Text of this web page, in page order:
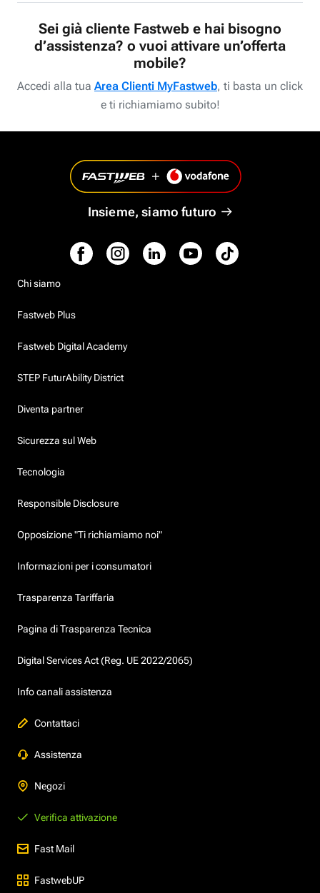
Sei già cliente Fastweb e hai bisogno
d’assistenza? o vuoi attivare un’offerta
mobile?
Accedi alla tua Area Clienti MyFastweb, ti basta un click
e ti richiamiamo subito!
Insieme, siamo futuro
Chi siamo
Fastweb Plus
Fastweb Digital Academy
STEP FuturAbility District
Diventa partner
Sicurezza sul Web
Tecnologia
Responsible Disclosure
Opposizione "Ti richiamiamo noi"
Informazioni per i consumatori
Trasparenza Tariffaria
Pagina di Trasparenza Tecnica
Digital Services Act (Reg. UE 2022/2065)
Info canali assistenza
Contattaci
Assistenza
Negozi
Verifica attivazione
Fast Mail
FastwebUP